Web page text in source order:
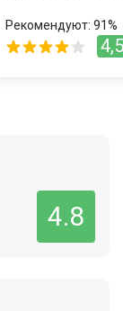
Рекомендуют: 91%
4,5
4.8